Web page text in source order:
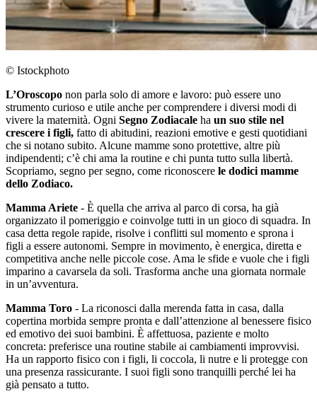
© Istockphoto
L’Oroscopo non parla solo di amore e lavoro: può essere uno
strumento curioso e utile anche per comprendere i diversi modi di
vivere la maternità. Ogni Segno Zodiacale ha un suo stile nel
crescere i figli, fatto di abitudini, reazioni emotive e gesti quotidiani
che si notano subito. Alcune mamme sono protettive, altre più
indipendenti; c’è chi ama la routine e chi punta tutto sulla libertà.
Scopriamo, segno per segno, come riconoscere le dodici mamme
dello Zodiaco.
Mamma Ariete - È quella che arriva al parco di corsa, ha già
organizzato il pomeriggio e coinvolge tutti in un gioco di squadra. In
casa detta regole rapide, risolve i conflitti sul momento e sprona i
figli a essere autonomi. Sempre in movimento, è energica, diretta e
competitiva anche nelle piccole cose. Ama le sfide e vuole che i figli
imparino a cavarsela da soli. Trasforma anche una giornata normale
in un’avventura.
Mamma Toro - La riconosci dalla merenda fatta in casa, dalla
copertina morbida sempre pronta e dall’attenzione al benessere fisico
ed emotivo dei suoi bambini. È affettuosa, paziente e molto
concreta: preferisce una routine stabile ai cambiamenti improvvisi.
Ha un rapporto fisico con i figli, li coccola, li nutre e li protegge con
una presenza rassicurante. I suoi figli sono tranquilli perché lei ha
già pensato a tutto.